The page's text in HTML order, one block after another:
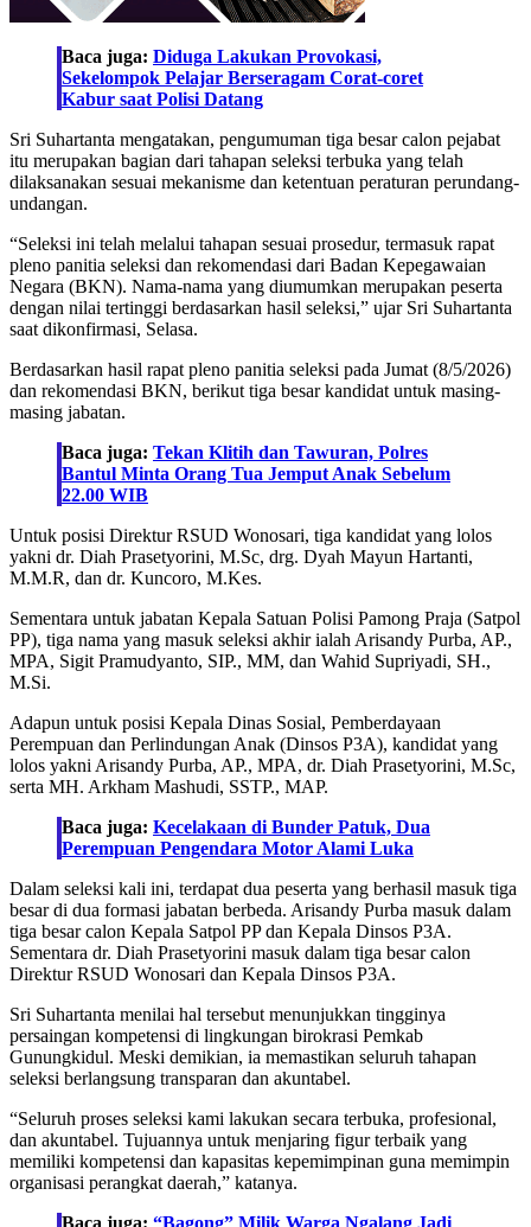
Baca juga: Diduga Lakukan Provokasi,
Sekelompok Pelajar Berseragam Corat-coret
Kabur saat Polisi Datang
Sri Suhartanta mengatakan, pengumuman tiga besar calon pejabat
itu merupakan bagian dari tahapan seleksi terbuka yang telah
dilaksanakan sesuai mekanisme dan ketentuan peraturan perundang-
undangan.
“Seleksi ini telah melalui tahapan sesuai prosedur, termasuk rapat
pleno panitia seleksi dan rekomendasi dari Badan Kepegawaian
Negara (BKN). Nama-nama yang diumumkan merupakan peserta
dengan nilai tertinggi berdasarkan hasil seleksi,” ujar Sri Suhartanta
saat dikonfirmasi, Selasa.
Berdasarkan hasil rapat pleno panitia seleksi pada Jumat (8/5/2026)
dan rekomendasi BKN, berikut tiga besar kandidat untuk masing-
masing jabatan.
Baca juga: Tekan Klitih dan Tawuran, Polres
Bantul Minta Orang Tua Jemput Anak Sebelum
22.00 WIB
Untuk posisi Direktur RSUD Wonosari, tiga kandidat yang lolos
yakni dr. Diah Prasetyorini, M.Sc, drg. Dyah Mayun Hartanti,
M.M.R, dan dr. Kuncoro, M.Kes.
Sementara untuk jabatan Kepala Satuan Polisi Pamong Praja (Satpol
PP), tiga nama yang masuk seleksi akhir ialah Arisandy Purba, AP.,
MPA, Sigit Pramudyanto, SIP., MM, dan Wahid Supriyadi, SH.,
M.Si.
Adapun untuk posisi Kepala Dinas Sosial, Pemberdayaan
Perempuan dan Perlindungan Anak (Dinsos P3A), kandidat yang
lolos yakni Arisandy Purba, AP., MPA, dr. Diah Prasetyorini, M.Sc,
serta MH. Arkham Mashudi, SSTP., MAP.
Baca juga: Kecelakaan di Bunder Patuk, Dua
Perempuan Pengendara Motor Alami Luka
Dalam seleksi kali ini, terdapat dua peserta yang berhasil masuk tiga
besar di dua formasi jabatan berbeda. Arisandy Purba masuk dalam
tiga besar calon Kepala Satpol PP dan Kepala Dinsos P3A.
Sementara dr. Diah Prasetyorini masuk dalam tiga besar calon
Direktur RSUD Wonosari dan Kepala Dinsos P3A.
Sri Suhartanta menilai hal tersebut menunjukkan tingginya
persaingan kompetensi di lingkungan birokrasi Pemkab
Gunungkidul. Meski demikian, ia memastikan seluruh tahapan
seleksi berlangsung transparan dan akuntabel.
“Seluruh proses seleksi kami lakukan secara terbuka, profesional,
dan akuntabel. Tujuannya untuk menjaring figur terbaik yang
memiliki kompetensi dan kapasitas kepemimpinan guna memimpin
organisasi perangkat daerah,” katanya.